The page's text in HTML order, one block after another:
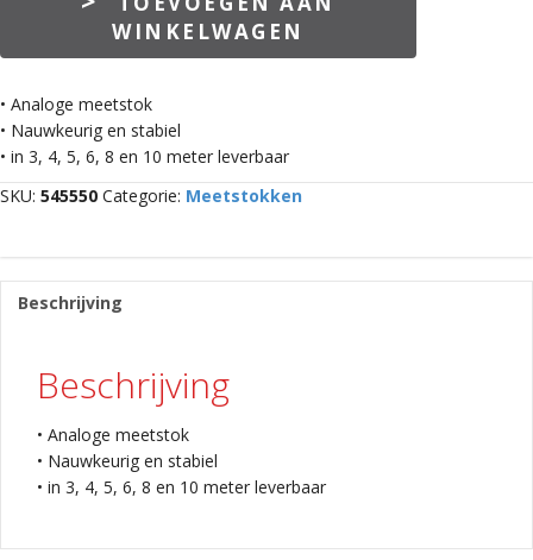
aantal
WINKELWAGEN
• Analoge meetstok
• Nauwkeurig en stabiel
• in 3, 4, 5, 6, 8 en 10 meter leverbaar
SKU: 545550 Categorie: Meetstokken
Beschrijving
Beschrijving
• Analoge meetstok
• Nauwkeurig en stabiel
• in 3, 4, 5, 6, 8 en 10 meter leverbaar